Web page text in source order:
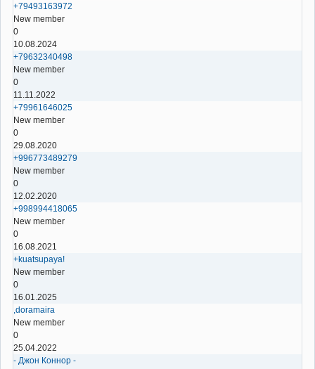
+79493163972
New member
0
10.08.2024
+79632340498
New member
0
11.11.2022
+79961646025
New member
0
29.08.2020
+996773489279
New member
0
12.02.2020
+998994418065
New member
0
16.08.2021
+kuatsupaya!
New member
0
16.01.2025
,doramaira
New member
0
25.04.2022
- Джон Коннор -